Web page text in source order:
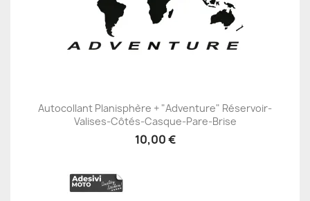
Autocollant Planisphère + "Adventure" Réservoir-
Valises-Côtés-Casque-Pare-Brise
10,00 €